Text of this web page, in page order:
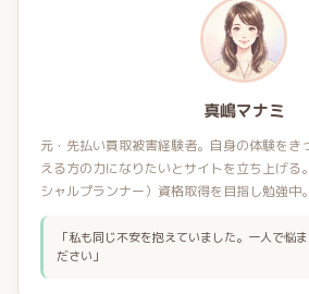
真嶋マナミ
元・先払い買取被害経験者。自身の体験をき
える方の力になりたいとサイトを立ち上げる
シャルプランナー）資格取得を目指し勉強中。
「私も同じ不安を抱えていました。一人で悩
ださい」